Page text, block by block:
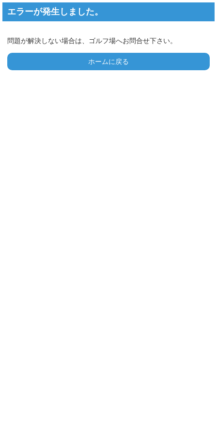
エラーが発生しました。
問題が解決しない場合は、ゴルフ場へお問合せ下さい。
ホームに戻る